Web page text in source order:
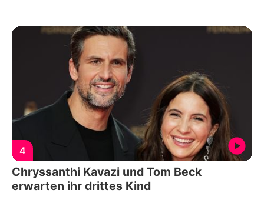
4
Chryssanthi Kavazi und Tom Beck
erwarten ihr drittes Kind